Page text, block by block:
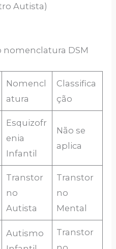
Autista)
nomenclatura DSM
Nomencl
atura
Classifica
ção
Esquizofr
enia
Infantil
Não se
aplica
Transtor
no
Autista
Transtor
no
Mental
Autismo
Transtor